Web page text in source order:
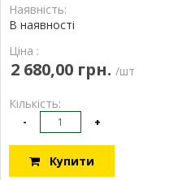
Наявність:
В наявності
Ціна :
2 680,00 грн. /шт
Кількість:
- +
Купити